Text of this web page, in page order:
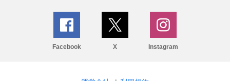
Facebook X Instagram